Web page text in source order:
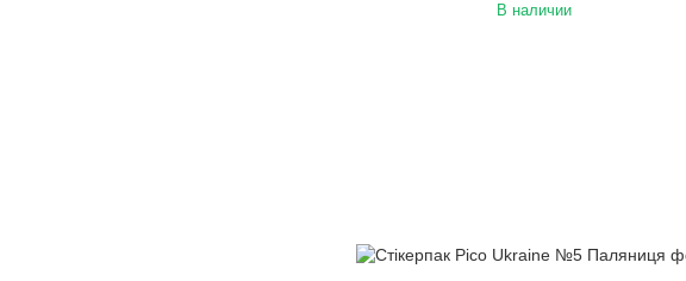
В наличии